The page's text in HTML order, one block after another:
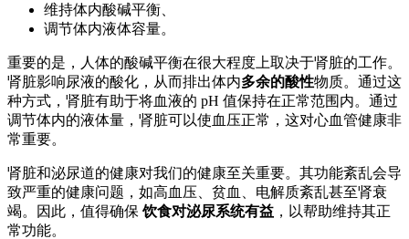
维持体内酸碱平衡、
调节体内液体容量。
重要的是，人体的酸碱平衡在很大程度上取决于肾脏的工作。
肾脏影响尿液的酸化，从而排出体内多余的酸性物质。通过这
种方式，肾脏有助于将血液的 pH 值保持在正常范围内。通过
调节体内的液体量，肾脏可以使血压正常，这对心血管健康非
常重要。
肾脏和泌尿道的健康对我们的健康至关重要。其功能紊乱会导
致严重的健康问题，如高血压、贫血、电解质紊乱甚至肾衰
竭。因此，值得确保 饮食对泌尿系统有益 ，以帮助维持其正
常功能。